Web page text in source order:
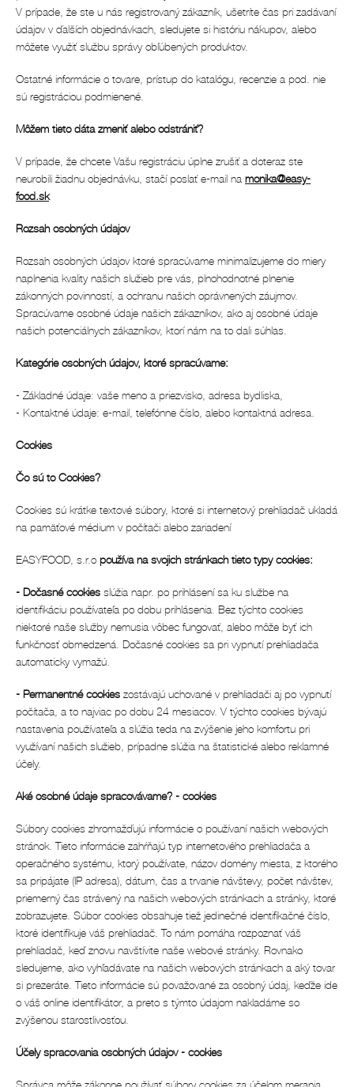
V prípade, že ste u nás registrovaný zákazník, ušetríte čas pri zadávaní
údajov v ďalších objednávkach, sledujete si históriu nákupov, alebo
môžete využiť službu správy obľúbených produktov.
Ostatné informácie o tovare, prístup do katalógu, recenzie a pod. nie
sú registráciou podmienené.
Môžem tieto dáta zmeniť alebo odstrániť?
V prípade, že chcete Vašu registráciu úplne zrušiť a doteraz ste
neurobili žiadnu objednávku, stačí poslať e-mail na monika@easy-
food.sk
Rozsah osobných údajov
Rozsah osobných údajov ktoré spracúvame minimalizujeme do miery
naplnenia kvality našich služieb pre vás, plnohodnotné plnenie
zákonných povinností, a ochranu našich oprávnených záujmov.
Spracúvame osobné údaje našich zákazníkov, ako aj osobné údaje
našich potenciálnych zákazníkov, ktorí nám na to dali súhlas.
Kategórie osobných údajov, ktoré spracúvame:
- Základné údaje: vaše meno a priezvisko, adresa bydliska,
- Kontaktné údaje: e-mail, telefónne číslo, alebo kontaktná adresa.
Cookies
Čo sú to Cookies?
Cookies sú krátke textové súbory, ktoré si internetový prehliadač ukladá
na pamäťové médium v počítači alebo zariadení
EASYFOOD, s.r.o používa na svojich stránkach tieto typy cookies:
- Dočasné cookies slúžia napr. po prihlásení sa ku službe na
identifikáciu používateľa po dobu prihlásenia. Bez týchto cookies
niektoré naše služby nemusia vôbec fungovať, alebo môže byť ich
funkčnosť obmedzená. Dočasné cookies sa pri vypnutí prehliadača
automaticky vymažú.
- Permanentné cookies zostávajú uchované v prehliadači aj po vypnutí
počítača, a to najviac po dobu 24 mesiacov. V týchto cookies bývajú
nastavenia používateľa a slúžia teda na zvýšenie jeho komfortu pri
využívaní našich služieb, prípadne slúžia na štatistické alebo reklamné
účely.
Aké osobné údaje spracovávame? - cookies
Súbory cookies zhromažďujú informácie o používaní našich webových
stránok. Tieto informácie zahŕňajú typ internetového prehliadača a
operačného systému, ktorý používate, názov domény miesta, z ktorého
sa pripájate (IP adresa), dátum, čas a trvanie návštevy, počet návštev,
priemerný čas strávený na našich webových stránkach a stránky, ktoré
zobrazujete. Súbor cookies obsahuje tiež jedinečné identifikačné číslo,
ktoré identifikuje váš prehliadač. To nám pomáha rozpoznať váš
prehliadač, keď znovu navštívite naše webové stránky. Rovnako
sledujeme, ako vyhľadávate na našich webových stránkach a aký tovar
si prezeráte. Tieto informácie sú považované za osobný údaj, keďže ide
o váš online identifikátor, a preto s týmto údajom nakladáme so
zvýšenou starostlivosťou.
Účely spracovania osobných údajov - cookies